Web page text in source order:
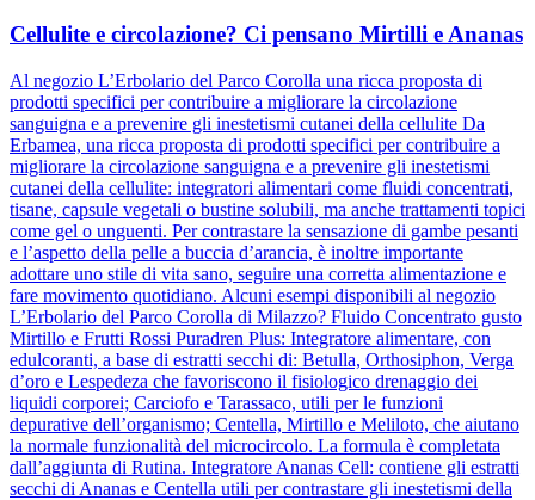
Cellulite e circolazione? Ci pensano Mirtilli e Ananas
Al negozio L’Erbolario del Parco Corolla una ricca proposta di
prodotti specifici per contribuire a migliorare la circolazione
sanguigna e a prevenire gli inestetismi cutanei della cellulite Da
Erbamea, una ricca proposta di prodotti specifici per contribuire a
migliorare la circolazione sanguigna e a prevenire gli inestetismi
cutanei della cellulite: integratori alimentari come fluidi concentrati,
tisane, capsule vegetali o bustine solubili, ma anche trattamenti topici
come gel o unguenti. Per contrastare la sensazione di gambe pesanti
e l’aspetto della pelle a buccia d’arancia, è inoltre importante
adottare uno stile di vita sano, seguire una corretta alimentazione e
fare movimento quotidiano. Alcuni esempi disponibili al negozio
L’Erbolario del Parco Corolla di Milazzo? Fluido Concentrato gusto
Mirtillo e Frutti Rossi Puradren Plus: Integratore alimentare, con
edulcoranti, a base di estratti secchi di: Betulla, Orthosiphon, Verga
d’oro e Lespedeza che favoriscono il fisiologico drenaggio dei
liquidi corporei; Carciofo e Tarassaco, utili per le funzioni
depurative dell’organismo; Centella, Mirtillo e Meliloto, che aiutano
la normale funzionalità del microcircolo. La formula è completata
dall’aggiunta di Rutina. Integratore Ananas Cell: contiene gli estratti
secchi di Ananas e Centella utili per contrastare gli inestetismi della